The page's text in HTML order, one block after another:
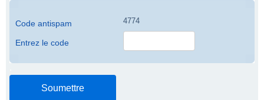
Code antispam 4774
Entrez le code